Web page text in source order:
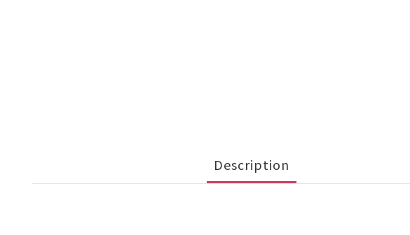
Description